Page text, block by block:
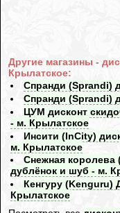
Другие магазины -
Крылатское:
Спранди (Sprandi)
Спранди (Sprandi)
ЦУМ дисконт
- м. Крылатское
Инсити (InCity)
м. Крылатское
Снежная королева
дублёнок и шуб - м.
Кенгуру (Kenguru)
Крылатское